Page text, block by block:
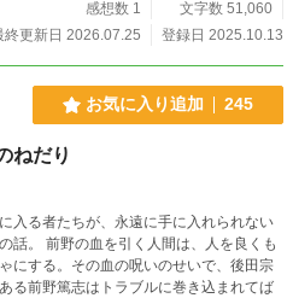
感想数 1
文字数 51,060
終更新日 2026.07.25
登録日 2025.10.13
お気に入り追加 245
ねだり
入る者たちが、永遠に手に入れられない
、人を良くも
にする。その血の呪いのせいで、後田宗
る前野篤志はトラブルに巻き込まれてば